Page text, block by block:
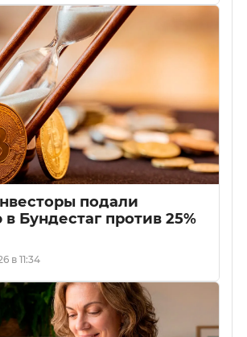
подали
Бундестаг против 25%
в 11:34